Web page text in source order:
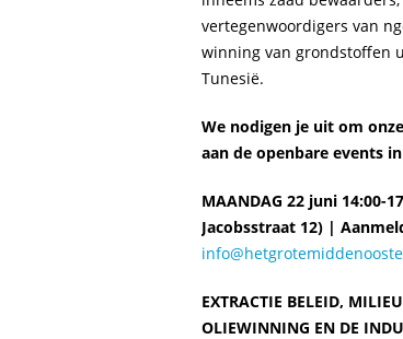
vertegenwoordigers van
winning van grondstoffen
Tunesië.
We nodigen je uit om
aan de openbare events
MAANDAG 22 juni 14:00-
Jacobsstraat 12) |
EXTRACTIE BELEID,
OLIEWINNING EN DE